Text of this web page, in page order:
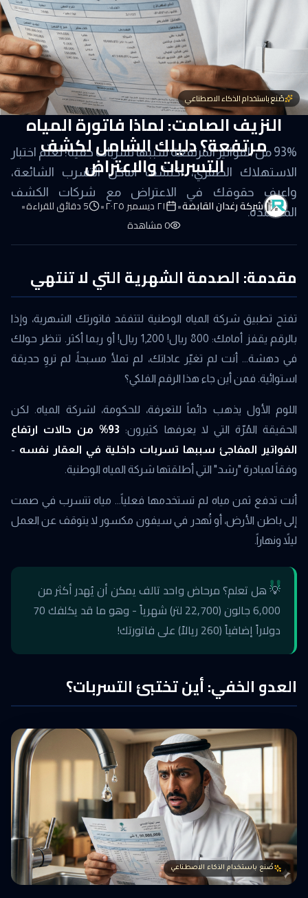
صُنع باستخدام الذكاء الاصطناعي
النزيف الصامت: لماذا فاتورة المياه
مرتفعة؟ دليلك الشامل لكشف
التسربات والاعتراض
شركة رغدان القابضة• ٢١ ديسمبر ٢٠٢٥ •
5دقائق للقراءة•
0مشاهدة
93% من الفواتير المرتفعة سببها تسربات خفية! تعلّم اختبار
الاستهلاك الصفري، اكتشف أماكن التسرب الشائعة،
واعرف حقوقك في الاعتراض مع شركات الكشف
المعتمدة.
مقدمة: الصدمة الشهرية التي لا تنتهي
تفتح تطبيق شركة المياه الوطنية لتتفقد فاتورتك الشهرية، وإذا
بالرقم يقفز أمامك: 800 ريال! 1,200 ريال! أو ربما أكثر. تنظر حولك
في دهشة... أنت لم تغيّر عاداتك، لم تملأ مسبحاً، لم تروِ حديقة
استوائية. فمن أين جاء هذا الرقم الفلكي؟
اللوم الأول يذهب دائماً للتعرفة، للحكومة، لشركة المياه. لكن
الحقيقة المُرّة التي لا يعرفها كثيرون:
93% من حالات ارتفاع
الفواتير المفاجئ سببها تسربات داخلية في العقار نفسه -
وفقاً لمبادرة "رشد" التي أطلقتها شركة المياه الوطنية.
أنت تدفع ثمن مياه لم تستخدمها فعلياً... مياه تتسرب في صمت
إلى باطن الأرض، أو تُهدر في سيفون مكسور لا يتوقف عن العمل
ليلاً ونهاراً.
💡 هل تعلم؟ مرحاض واحد تالف يمكن أن يُهدر أكثر من
6,000 جالون (22,700 لتر) شهرياً - وهو ما قد يكلفك 70
دولاراً إضافياً (260 ريالاً) على فاتورتك!
العدو الخفي: أين تختبئ التسربات؟
صُنع باستخدام الذكاء الاصطناعي